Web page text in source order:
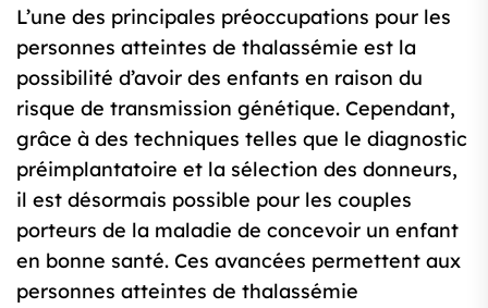
L’une des principales préoccupations pour les
personnes atteintes de thalassémie est la
possibilité d’avoir des enfants en raison du
risque de transmission génétique. Cependant,
grâce à des techniques telles que le diagnostic
préimplantatoire et la sélection des donneurs,
il est désormais possible pour les couples
porteurs de la maladie de concevoir un enfant
en bonne santé. Ces avancées permettent aux
personnes atteintes de thalassémie